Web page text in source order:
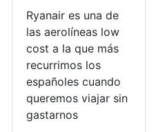
Ryanair es una de
las aerolíneas low
cost a la que más
recurrimos los
españoles cuando
queremos viajar sin
gastarnos